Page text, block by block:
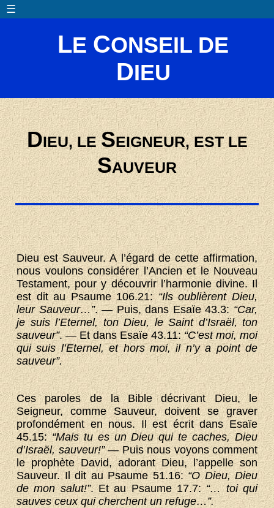
☰
LE CONSEIL DE
DIEU
DIEU, LESEIGNEUR, EST LE
SAUVEUR
Dieu est Sauveur. A l’égard de cette affirmation,
nous voulons considérer l’Ancien et le Nouveau
Testament, pour y découvrir l’harmonie divine. Il
est dit au Psaume 106.21:“Ils oublièrent Dieu,
leur Sauveur…”. — Puis, dans Esaïe 43.3:“Car,
je suis l’Eternel, ton Dieu, le Saint d’Israël, ton
sauveur”. — Et dans Esaïe 43.11:“C’est moi, moi
qui suis l’Eternel, et hors moi, il n’y a point de
sauveur”.
Ces paroles de la Bible décrivant Dieu, le
Seigneur, comme Sauveur, doivent se graver
profondément en nous. Il est écrit dans Esaïe
45.15:“Mais tu es un Dieu qui te caches, Dieu
d’Israël, sauveur!”— Puis nous voyons comment
le prophète David, adorant Dieu, l’appelle son
Sauveur. Il dit au Psaume 51.16:“O Dieu, Dieu
de mon salut!”. Et au Psaume 17.7:“… toi qui
sauves ceux qui cherchent un refuge…”.